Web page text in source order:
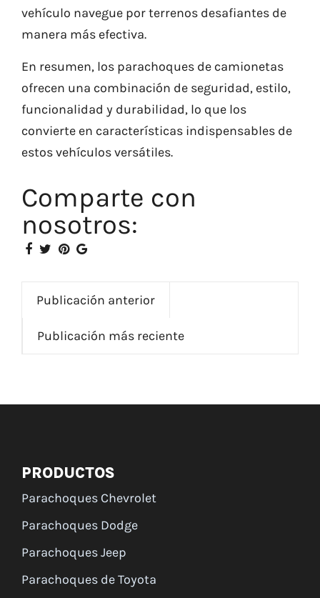
vehículo navegue por terrenos desafiantes de
manera más efectiva.
En resumen, los parachoques de camionetas
ofrecen una combinación de seguridad, estilo,
funcionalidad y durabilidad, lo que los
convierte en características indispensables de
estos vehículos versátiles.
Comparte con
nosotros:
Publicación anterior
Publicación más reciente
PRODUCTOS
Parachoques Chevrolet
Parachoques Dodge
Parachoques Jeep
Parachoques de Toyota